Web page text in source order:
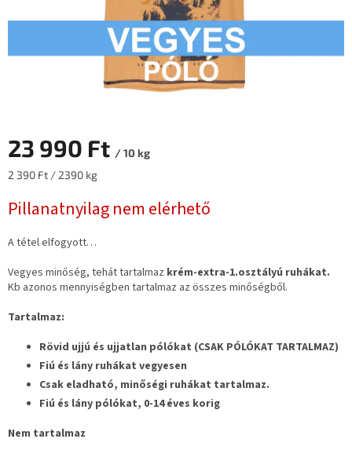
23 990 Ft / 10 kg
Egységár:
2 390 Ft / 2390 kg
Pillanatnyilag nem elérhető
A tétel elfogyott…
Vegyes minőség, tehát tartalmaz krém-extra-1.osztályú ruhákat.
Kb azonos mennyiségben tartalmaz az összes minőségből.
Tartalmaz:
Rövid ujjú és ujjatlan pólókat (CSAK PÓLÓKAT TARTALMAZ)
Fiú és lány ruhákat vegyesen
Csak eladható, minőségi ruhákat tartalmaz.
Fiú és lány pólókat, 0-14 éves korig
Nem tartalmaz